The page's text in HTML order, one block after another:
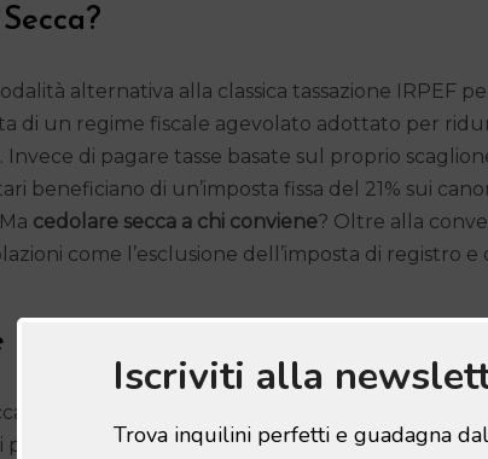
alternativa alla classica tassazione IRPEF
di un regime fiscale agevolato adottato per
Invece di pagare tasse basate sul proprio
beneficiano di un’imposta fissa del 21% sui
cedolare secca a chi conviene? Oltre alla
come l’esclusione dell’imposta di registro e
Cedolare Secca?
risulta vantaggioso quando il regime IRPEF
particolare vantaggio per:
Iscriviti alla
Trova inquilini perfetti e guadagna